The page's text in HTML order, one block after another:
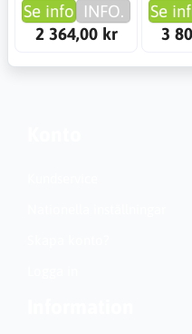
Se info INFO.
2 364,00 kr
Se
3